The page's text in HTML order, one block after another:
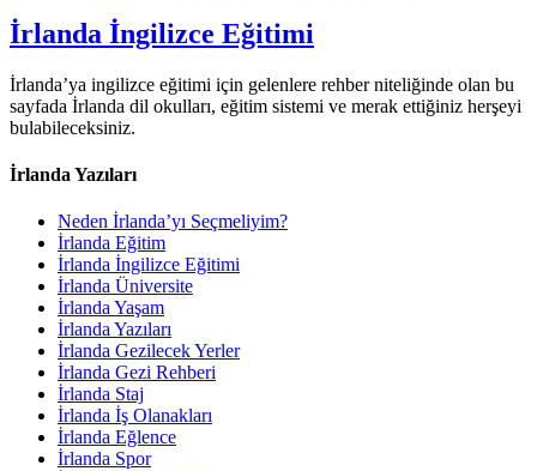
İrlanda İngilizce Eğitimi
İrlanda’ya ingilizce eğitimi için gelenlere rehber niteliğinde olan bu
sayfada İrlanda dil okulları, eğitim sistemi ve merak ettiğiniz herşeyi
bulabileceksiniz.
İrlanda Yazıları
Neden İrlanda’yı Seçmeliyim?
İrlanda Eğitim
İrlanda İngilizce Eğitimi
İrlanda Üniversite
İrlanda Yaşam
İrlanda Yazıları
İrlanda Gezilecek Yerler
İrlanda Gezi Rehberi
İrlanda Staj
İrlanda İş Olanakları
İrlanda Eğlence
İrlanda Spor